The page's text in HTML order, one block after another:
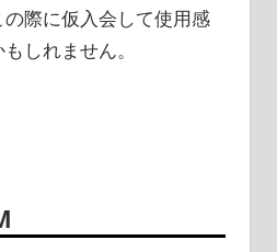
際に仮入会して使用感
しれません。